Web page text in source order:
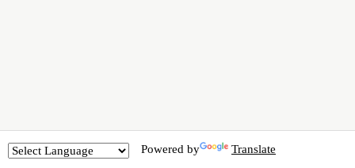
Powered by Translate